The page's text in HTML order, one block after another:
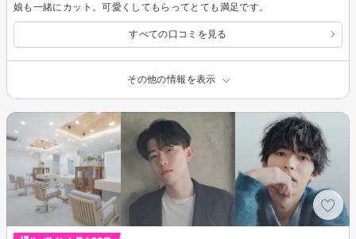
娘も一緒にカット。可愛くしてもらってとても満足です。
すべての口コミを見る
その他の情報を表示